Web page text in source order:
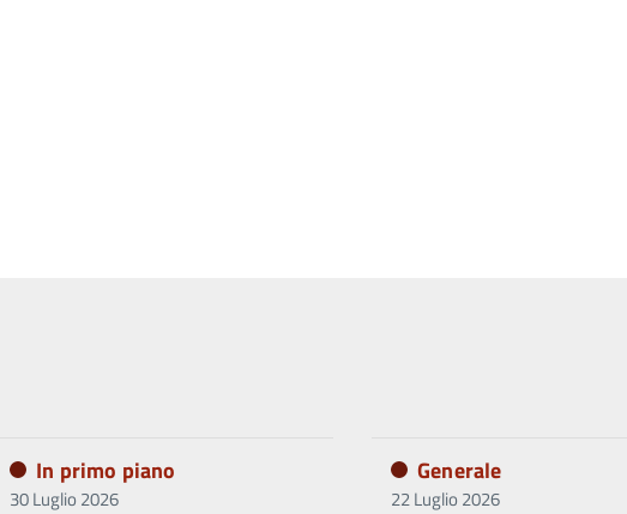
In primo piano
30 Luglio 2026
Generale
22 Luglio 2026